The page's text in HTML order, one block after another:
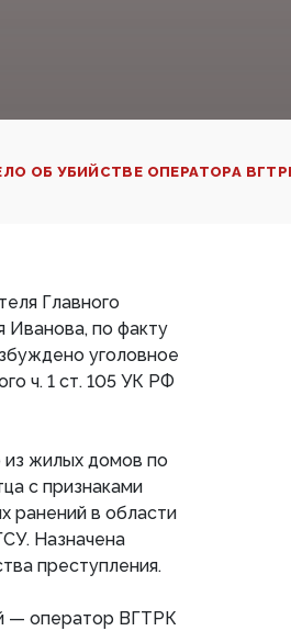
ОБ УБИЙСТВЕ ОПЕРАТОРА
Главного
по факту
уголовное
ч. 1 ст. 105 УК РФ
из жилых домов по
с признаками
ранений в области
Назначена
преступления.
— оператор ВГТРК